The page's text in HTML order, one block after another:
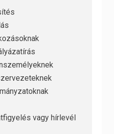
vagy hírlevél